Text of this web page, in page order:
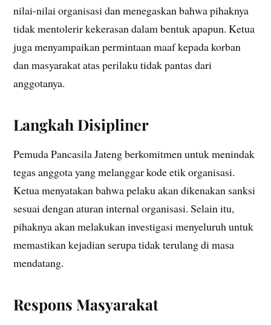
nilai-nilai organisasi dan menegaskan bahwa pihaknya
tidak mentolerir kekerasan dalam bentuk apapun. Ketua
juga menyampaikan permintaan maaf kepada korban
dan masyarakat atas perilaku tidak pantas dari
anggotanya.
Langkah Disipliner
Pemuda Pancasila Jateng berkomitmen untuk menindak
tegas anggota yang melanggar kode etik organisasi.
Ketua menyatakan bahwa pelaku akan dikenakan sanksi
sesuai dengan aturan internal organisasi. Selain itu,
pihaknya akan melakukan investigasi menyeluruh untuk
memastikan kejadian serupa tidak terulang di masa
mendatang.
Respons Masyarakat